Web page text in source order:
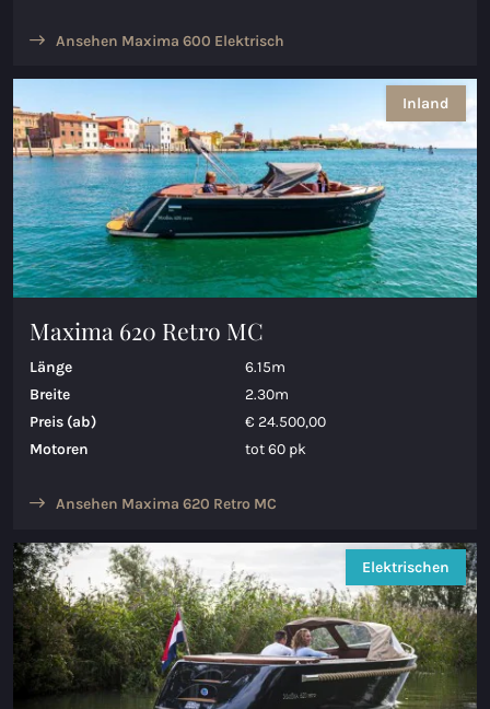
Ansehen Maxima 600 Elektrisch
Maxima 620 Retro MC
Länge
6.15m
Breite
2.30m
Preis (ab)
€ 24.500,00
Motoren
tot 60 pk
Ansehen Maxima 620 Retro MC
Inland
Elektrischen